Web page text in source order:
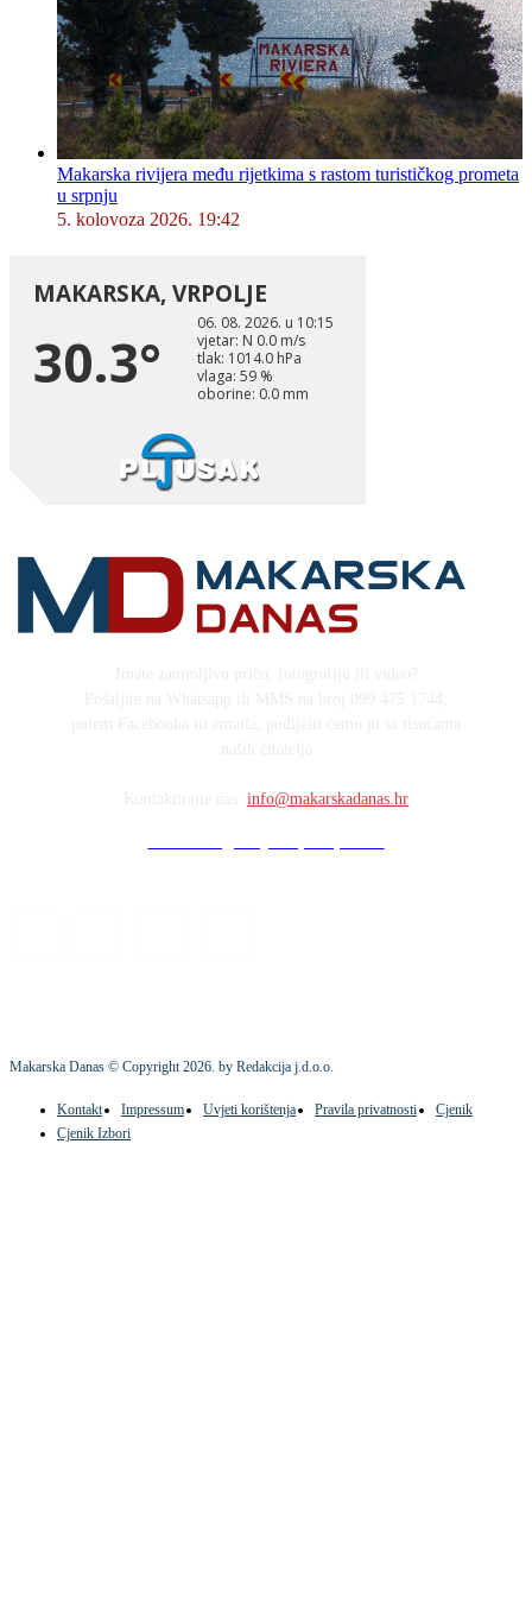
Makarska rivijera među rijetkima s rastom turističkog prometa
u srpnju
5. kolovoza 2026. 19:42
info@makarskadanas.hr
Makarska Danas © Copyright2026. by Redakcija j.d.o.o.
Kontakt Impressum Uvjeti korištenja Pravila privatnosti
Cjenik
Cjenik Izbori